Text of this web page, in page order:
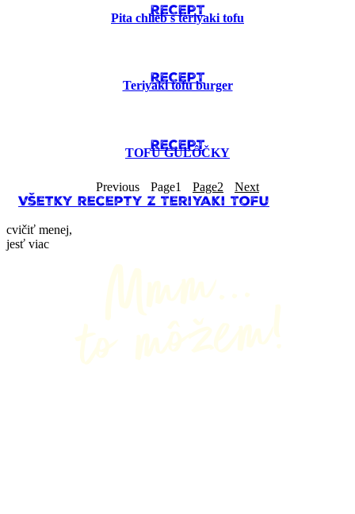
RECEPT
Pita chlieb s teriyaki tofu
RECEPT
Teriyaki tofu burger
RECEPT
TOFU GUĽÔČKY
Previous Page1 Page2 Next
Všetky recepty z Teriyaki Tofu
cvičiť menej,
jesť viac